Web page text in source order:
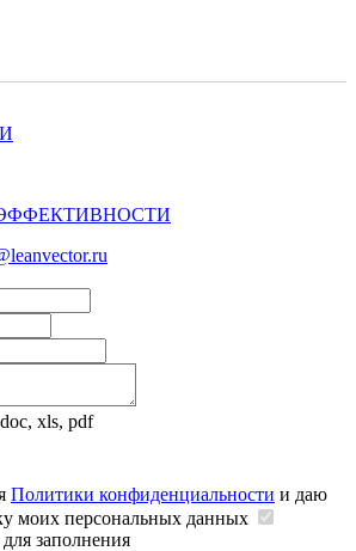
doc, xls, pdf
Политики конфиденциальности и даю
моих персональных данных
заполнения